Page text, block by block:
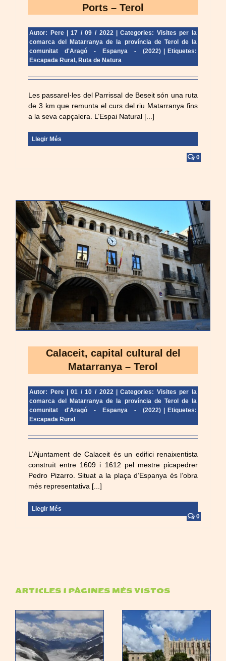
Ports – Terol
Autor: Pere 17 / 09 / 2022 Categories: Visites per la
comarca del Matarranya de la província de Terol de la
comunitat d'Aragó - Espanya - (2022)
Etiquetes:
Escapada Rural , Ruta de Natura
Les passarel·les del Parrissal de Beseit són una ruta
de 3 km que remunta el curs del riu Matarranya fins
a la seva capçalera. L’Espai Natural [...]
Llegir Més
0
Calaceit, capital cultural del
Matarranya – Terol
Autor: Pere 01 / 10 / 2022 Categories: Visites per la
comarca del Matarranya de la província de Terol de la
comunitat d'Aragó - Espanya - (2022)
Etiquetes:
Escapada Rural
L’Ajuntament de Calaceit és un edifici renaixentista
construït entre 1609 i 1612 pel mestre picapedrer
Pedro Pizarro. Situat a la plaça d’Espanya és l’obra
més representativa [...]
Llegir Més
0
ARTICLES I PÀGINES MÉS VISTOS